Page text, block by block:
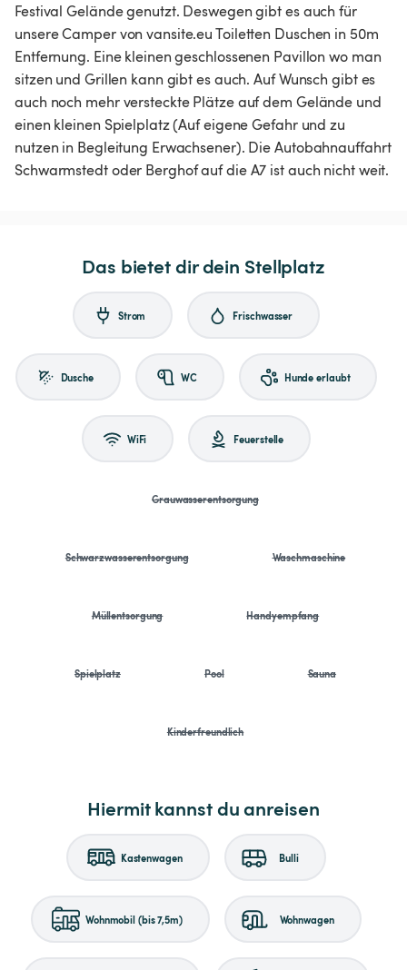
Festival Gelände genutzt. Deswegen gibt es auch für
unsere Camper von vansite.eu Toiletten Duschen in 50m
Entfernung. Eine kleinen geschlossenen Pavillon wo man
sitzen und Grillen kann gibt es auch. Auf Wunsch gibt es
auch noch mehr versteckte Plätze auf dem Gelände und
einen kleinen Spielplatz (Auf eigene Gefahr und zu
nutzen in Begleitung Erwachsener). Die Autobahnauffahrt
Schwarmstedt oder Berghof auf die A7 ist auch nicht weit.
Das bietet dir dein Stellplatz
Strom Frischwasser
Dusche WC Hunde erlaubt
WiFi Feuerstelle
Grauwasserentsorgung
Schwarzwasserentsorgung Waschmaschine
Müllentsorgung Handyempfang
Spielplatz Pool Sauna
Kinderfreundlich
Hiermit kannst du anreisen
Kastenwagen Bulli
Wohnmobil (bis 7,5m) Wohnwagen